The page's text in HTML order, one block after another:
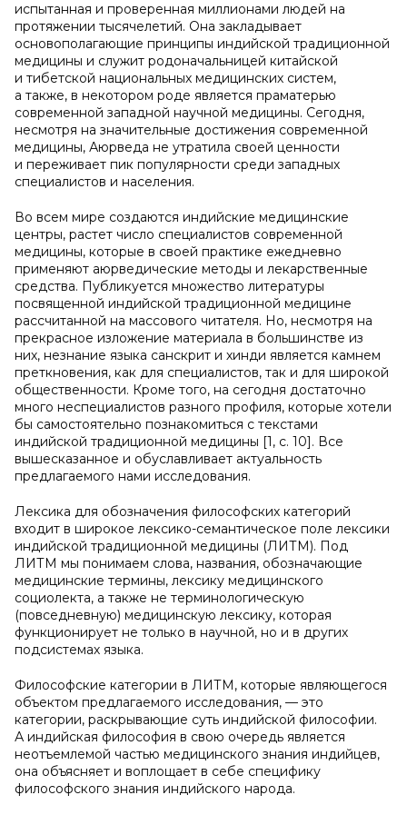
испытанная и проверенная миллионами людей на
протяжении тысячелетий. Она закладывает
основополагающие принципы индийской традиционной
медицины и служит родоначальницей китайской
и тибетской национальных медицинских систем,
а также, в некотором роде является праматерью
современной западной научной медицины. Сегодня,
несмотря на значительные достижения современной
медицины, Аюрведа не утратила своей ценности
и переживает пик популярности среди западных
специалистов и населения.
Во всем мире создаются индийские медицинские
центры, растет число специалистов современной
медицины, которые в своей практике ежедневно
применяют аюрведические методы и лекарственные
средства. Публикуется множество литературы
посвященной индийской традиционной медицине
рассчитанной на массового читателя. Но, несмотря на
прекрасное изложение материала в большинстве из
них, незнание языка санскрит и хинди является камнем
преткновения, как для специалистов, так и для широкой
общественности. Кроме того, на сегодня достаточно
много неспециалистов разного профиля, которые хотели
бы самостоятельно познакомиться с текстами
индийской традиционной медицины [1, c. 10]. Все
вышесказанное и обуславливает актуальность
предлагаемого нами исследования.
Лексика для обозначения философских категорий
входит в широкое лексико-семантическое поле лексики
индийской традиционной медицины (ЛИТМ). Под
ЛИТМ мы понимаем слова, названия, обозначающие
медицинские термины, лексику медицинского
социолекта, а также не терминологическую
(повседневную) медицинскую лексику, которая
функционирует не только в научной, но и в других
подсистемах языка.
Философские категории в ЛИТМ, которые являющегося
объектом предлагаемого исследования, — это
категории, раскрывающие суть индийской философии.
А индийская философия в свою очередь является
неотъемлемой частью медицинского знания индийцев,
она объясняет и воплощает в себе специфику
философского знания индийского народа.